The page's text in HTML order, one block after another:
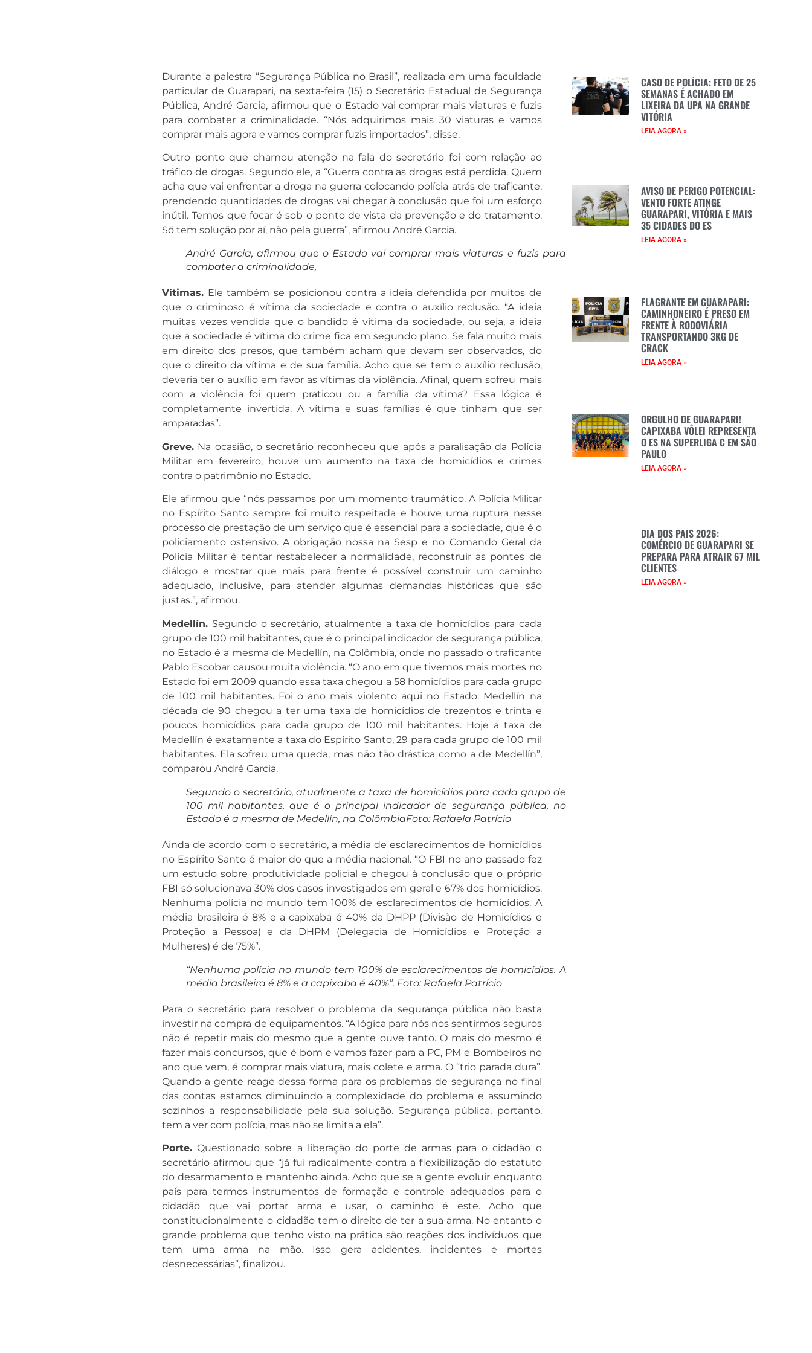
Durante a palestra “Segurança Pública no Brasil”, realizada em uma faculdade
particular de Guarapari, na sexta-feira (15) o Secretário Estadual de Segurança
Pública, André Garcia, afirmou que o Estado vai comprar mais viaturas e fuzis
para combater a criminalidade. “Nós adquirimos mais 30 viaturas e vamos
comprar mais agora e vamos comprar fuzis importados”, disse.
Outro ponto que chamou atenção na fala do secretário foi com relação ao
tráfico de drogas. Segundo ele, a “Guerra contra as drogas está perdida. Quem
acha que vai enfrentar a droga na guerra colocando polícia atrás de traficante,
prendendo quantidades de drogas vai chegar à conclusão que foi um esforço
inútil. Temos que focar é sob o ponto de vista da prevenção e do tratamento.
Só tem solução por aí, não pela guerra”, afirmou André Garcia.
André Garcia, afirmou que o Estado vai comprar mais viaturas e fuzis para
combater a criminalidade,
Vítimas. Ele também se posicionou contra a ideia defendida por muitos de
que o criminoso é vítima da sociedade e contra o auxílio reclusão. “A ideia
muitas vezes vendida que o bandido é vítima da sociedade, ou seja, a ideia
que a sociedade é vítima do crime fica em segundo plano. Se fala muito mais
em direito dos presos, que também acham que devam ser observados, do
que o direito da vítima e de sua família. Acho que se tem o auxílio reclusão,
deveria ter o auxílio em favor as vítimas da violência. Afinal, quem sofreu mais
com a violência foi quem praticou ou a família da vítima? Essa lógica é
completamente invertida. A vítima e suas famílias é que tinham que ser
amparadas”.
Greve. Na ocasião, o secretário reconheceu que após a paralisação da Polícia
Militar em fevereiro, houve um aumento na taxa de homicídios e crimes
contra o patrimônio no Estado.
Ele afirmou que “nós passamos por um momento traumático. A Polícia Militar
no Espírito Santo sempre foi muito respeitada e houve uma ruptura nesse
processo de prestação de um serviço que é essencial para a sociedade, que é o
policiamento ostensivo. A obrigação nossa na Sesp e no Comando Geral da
Polícia Militar é tentar restabelecer a normalidade, reconstruir as pontes de
diálogo e mostrar que mais para frente é possível construir um caminho
adequado, inclusive, para atender algumas demandas históricas que são
justas.”, afirmou.
Medellín. Segundo o secretário, atualmente a taxa de homicídios para cada
grupo de 100 mil habitantes, que é o principal indicador de segurança pública,
no Estado é a mesma de Medellín, na Colômbia, onde no passado o traficante
Pablo Escobar causou muita violência. “O ano em que tivemos mais mortes no
Estado foi em 2009 quando essa taxa chegou a 58 homicídios para cada grupo
de 100 mil habitantes. Foi o ano mais violento aqui no Estado. Medellín na
década de 90 chegou a ter uma taxa de homicídios de trezentos e trinta e
poucos homicídios para cada grupo de 100 mil habitantes. Hoje a taxa de
Medellín é exatamente a taxa do Espírito Santo, 29 para cada grupo de 100 mil
habitantes. Ela sofreu uma queda, mas não tão drástica como a de Medellín”,
comparou André Garcia.
Segundo o secretário, atualmente a taxa de homicídios para cada grupo de
100 mil habitantes, que é o principal indicador de segurança pública, no
Estado é a mesma de Medellín, na ColômbiaFoto: Rafaela Patrício
Ainda de acordo com o secretário, a média de esclarecimentos de homicídios
no Espírito Santo é maior do que a média nacional. “O FBI no ano passado fez
um estudo sobre produtividade policial e chegou à conclusão que o próprio
FBI só solucionava 30% dos casos investigados em geral e 67% dos homicídios.
Nenhuma polícia no mundo tem 100% de esclarecimentos de homicídios. A
média brasileira é 8% e a capixaba é 40% da DHPP (Divisão de Homicídios e
Proteção a Pessoa) e da DHPM (Delegacia de Homicídios e Proteção a
Mulheres) é de 75%”.
“Nenhuma polícia no mundo tem 100% de esclarecimentos de homicídios. A
média brasileira é 8% e a capixaba é 40%”. Foto: Rafaela Patrício
Para o secretário para resolver o problema da segurança pública não basta
investir na compra de equipamentos. “A lógica para nós nos sentirmos seguros
não é repetir mais do mesmo que a gente ouve tanto. O mais do mesmo é
fazer mais concursos, que é bom e vamos fazer para a PC, PM e Bombeiros no
ano que vem, é comprar mais viatura, mais colete e arma. O “trio parada dura”.
Quando a gente reage dessa forma para os problemas de segurança no final
das contas estamos diminuindo a complexidade do problema e assumindo
sozinhos a responsabilidade pela sua solução. Segurança pública, portanto,
tem a ver com polícia, mas não se limita a ela”.
Porte. Questionado sobre a liberação do porte de armas para o cidadão o
secretário afirmou que “já fui radicalmente contra a flexibilização do estatuto
do desarmamento e mantenho ainda. Acho que se a gente evoluir enquanto
país para termos instrumentos de formação e controle adequados para o
cidadão que vai portar arma e usar, o caminho é este. Acho que
constitucionalmente o cidadão tem o direito de ter a sua arma. No entanto o
grande problema que tenho visto na prática são reações dos indivíduos que
tem uma arma na mão. Isso gera acidentes, incidentes e mortes
desnecessárias”, finalizou.
CASO DE POLÍCIA: FETO DE 25
SEMANAS É ACHADO EM
LIXEIRA DA UPA NA GRANDE
VITÓRIA
LEIA AGORA »
AVISO DE PERIGO POTENCIAL:
VENTO FORTE ATINGE
GUARAPARI, VITÓRIA E MAIS
35 CIDADES DO ES
LEIA AGORA »
FLAGRANTE EM GUARAPARI:
CAMINHONEIRO É PRESO EM
FRENTE À RODOVIÁRIA
TRANSPORTANDO 3KG DE
CRACK
LEIA AGORA »
ORGULHO DE GUARAPARI!
CAPIXABA VÔLEI REPRESENTA
O ES NA SUPERLIGA C EM SÃO
PAULO
LEIA AGORA »
DIA DOS PAIS 2026:
COMÉRCIO DE GUARAPARI SE
PREPARA PARA ATRAIR 67 MIL
CLIENTES
LEIA AGORA »